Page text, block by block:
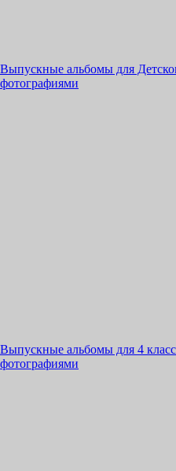
Выпускные альбомы для
фотографиями
Выпускные альбомы для 4
фотографиями